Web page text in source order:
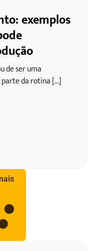
exemplos
de ser uma
da rotina [...]